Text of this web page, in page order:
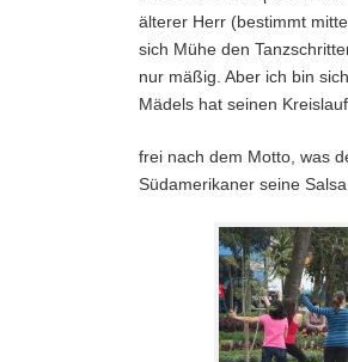
älterer Herr (bestimmt
sich Mühe den
nur mäßig. Aber ich bin
Mädels hat seinen
frei nach dem Motto, was
Südamerikaner seine Salsa